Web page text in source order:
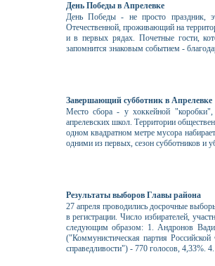
День Победы в Апрелевке
День Победы - не просто праздник,
Отечественной, проживающий на
и в первых рядах. Почетные гости,
запомнится знаковым событием -
Завершающий субботник в Апрелевке
Место сбора - у хоккейной "коробки",
апрелевских школ. Территории
одном квадратном метре мусора
одними из первых, сезон субботников и
Результаты выборов Главы района
27 апреля проводились досрочные
в регистрации. Число избирателей,
следующим образом: 1. Андронов
("Коммунистическая партия
справедливости") - 770 голосов, 4,33%.